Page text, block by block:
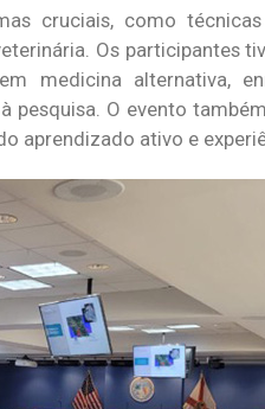
cruciais, como
Os participantes
medicina alternativa,
O evento
aprendizado ativo e